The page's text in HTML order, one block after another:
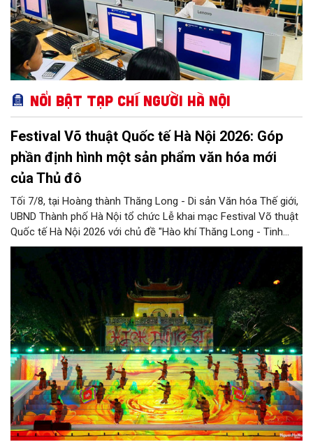
Nổi bật Tạp chí Người Hà Nội
Festival Võ thuật Quốc tế Hà Nội 2026: Góp
phần định hình một sản phẩm văn hóa mới
của Thủ đô
Tối 7/8, tại Hoàng thành Thăng Long - Di sản Văn hóa Thế giới,
UBND Thành phố Hà Nội tổ chức Lễ khai mạc Festival Võ thuật
Quốc tế Hà Nội 2026 với chủ đề "Hào khí Thăng Long - Tinh
hoa võ Việt". Lần đầu tiên được tổ chức, Festival đánh dấu
hóa - thể thao mang tầm quốc tế, góp phần tôn vinh truyền
thống thượng võ dân tộc, quảng bá hình ảnh Hà Nội và thúc đẩy
giao lưu văn hóa, thể thao với bạn bè thế giới.